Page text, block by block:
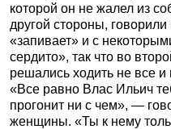
которой он не жалел из
другой стороны, говорили
«запивает» и с
сердито», так что во
решались ходить не все и
«Все равно Влас Ильич
прогонит ни с чем», —
женщины. «Ты к нему